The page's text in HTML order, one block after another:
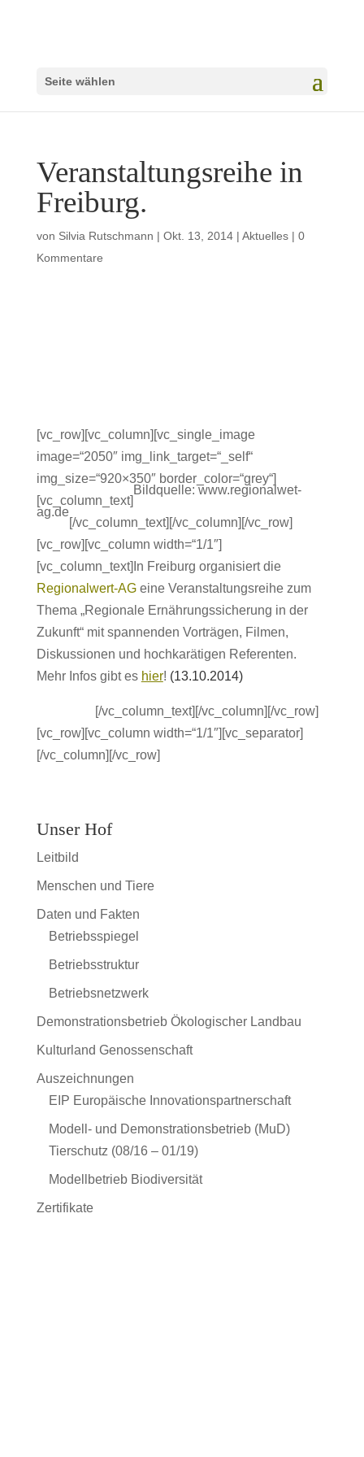
Seite wählen
Veranstaltungsreihe in
Freiburg.
von Silvia Rutschmann | Okt. 13, 2014| Aktuelles| 0
Kommentare
[vc_row][vc_column][vc_single_image
image=“2050″ img_link_target=“_self“
img_size=“920×350″ border_color=“grey“]
[vc_column_text]
Bildquelle: www.regionalwet-
ag.de
[/vc_column_text][/vc_column][/vc_row]
[vc_row][vc_column width=“1/1″]
[vc_column_text]In Freiburg organisiert die
Regionalwert-AGeine Veranstaltungsreihe zum
Thema „Regionale Ernährungssicherung in der
Zukunft“ mit spannenden Vorträgen, Filmen,
Diskussionen und hochkarätigen Referenten.
Mehr Infos gibt es hier! (13.10.2014)
[/vc_column_text][/vc_column][/vc_row]
[vc_row][vc_column width=“1/1″][vc_separator]
[/vc_column][/vc_row]
Unser Hof
Leitbild
Menschen und Tiere
Daten und Fakten
Betriebsspiegel
Betriebsstruktur
Betriebsnetzwerk
Demonstrationsbetrieb Ökologischer Landbau
Kulturland Genossenschaft
Auszeichnungen
EIP Europäische Innovationspartnerschaft
Modell- und Demonstrationsbetrieb (MuD)
Tierschutz (08/16 – 01/19)
Modellbetrieb Biodiversität
Zertifikate